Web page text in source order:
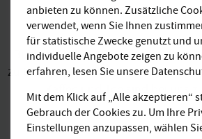
Alles inklusive,
kalkulierbar und
Buchen Sie bei AGENDIS
zu transparenten Preisen ohne
Kaffee und Tee sind bei uns
anbieten zu können. Zusätzliche
verwendet, wenn Sie Ihnen
für statistische Zwecke genutzt und
individuelle Angebote zeigen zu
erfahren, lesen Sie unsere
Mit dem Klick auf „Alle akzeptieren“
Gebrauch der Cookies zu. Um Ihre
Einstellungen anzupassen, wählen